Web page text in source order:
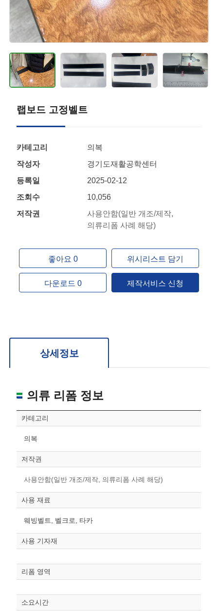
랩보드 고정벨트
카테고리
의복
작성자
경기도재활공학센터
등록일
2025-02-12
조회수
10,056
저작권
사용안함(일반 개조/제작,
의류리폼 사례 해당)
좋아요 0 위시리스트 담기
다운로드 0 제작서비스 신청
상세정보
의류 리폼 정보
카테고리
의복
저작권
사용안함(일반 개조/제작, 의류리폼 사례 해당)
사용 재료
웨빙벨트, 벨크로, 타카
사용 기자재
리폼 영역
소요시간